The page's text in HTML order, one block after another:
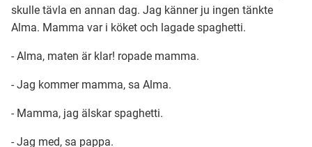
Resanderomani (Romska)
Lovari (Romska)
skulle tävla en annan dag. Jag känner ju ingen tänkte
Alma. Mamma var i köket och lagade spaghetti.
- Alma, maten är klar! ropade mamma.
- Jag kommer mamma, sa Alma.
- Mamma, jag älskar spaghetti.
- Jag med, sa pappa.